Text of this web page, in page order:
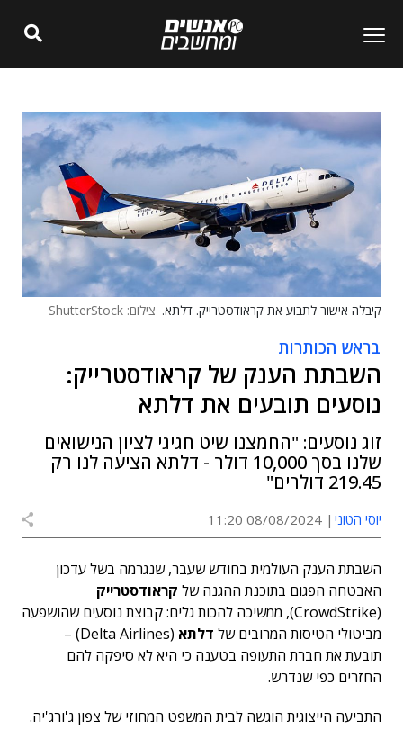
קיבלה אישור לתבוע את קראודסטרייק. דלתא. צילום: ShutterStock
בראש הכותרות
השבתת הענק של קראודסטרייק:
נוסעים תובעים את דלתא
זוג נוסעים: "החמצנו שיט חגיגי לציון הנישואים
שלנו בסך 10,000 דולר - דלתא הציעה לנו רק
219.45 דולרים"
יוסי הטוני 08/08/2024 11:20
השבתת הענק העולמית בחודש שעבר, שנגרמה בשל עדכון
האבטחה הפגום בתוכנת ההגנה של קראודסטרייק
(CrowdStrike), ממשיכה להכות גלים: קבוצת נוסעים שהושפעה
מביטולי הטיסות המרובים של דלתא
(Delta Airlines) –
תובעת את חברת התעופה בטענה כי היא לא סיפקה להם
החזרים כפי שנדרש.
התביעה הייצוגית הוגשה לבית המשפט המחוזי של צפון ג'ורג'יה.